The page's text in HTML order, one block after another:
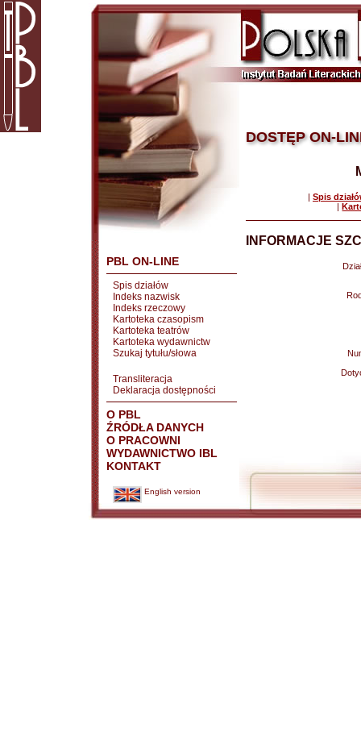
PBL ON-LINE
Spis działów
Indeks nazwisk
Indeks rzeczowy
Kartoteka czasopism
Kartoteka teatrów
Kartoteka wydawnictw
Szukaj tytułu/słowa
Transliteracja
Deklaracja dostępności
O PBL
ŹRÓDŁA DANYCH
O PRACOWNI
WYDAWNICTWO IBL
KONTAKT
English version
DOSTĘP ON-
| Spis
|
INFORMACJE